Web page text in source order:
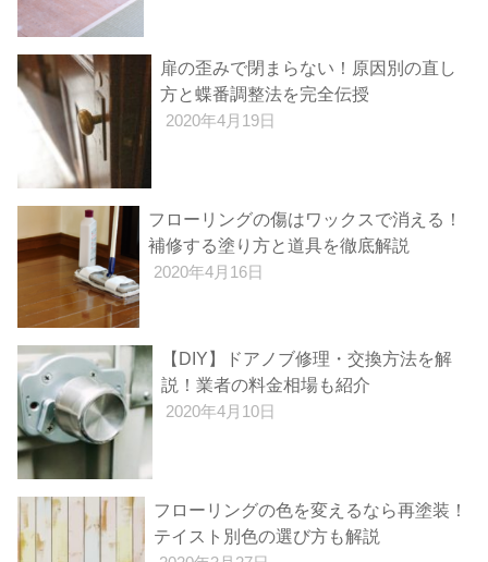
扉の歪みで閉まらない！原因別の直し
方と蝶番調整法を完全伝授
2020年4月19日
フローリングの傷はワックスで消える！
補修する塗り方と道具を徹底解説
2020年4月16日
【DIY】ドアノブ修理・交換方法を解
説！業者の料金相場も紹介
2020年4月10日
フローリングの色を変えるなら再塗装！
テイスト別色の選び方も解説